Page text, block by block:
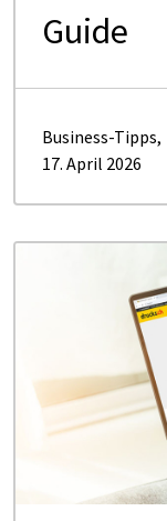
Guide
Business-Tipps,
17. April 2026